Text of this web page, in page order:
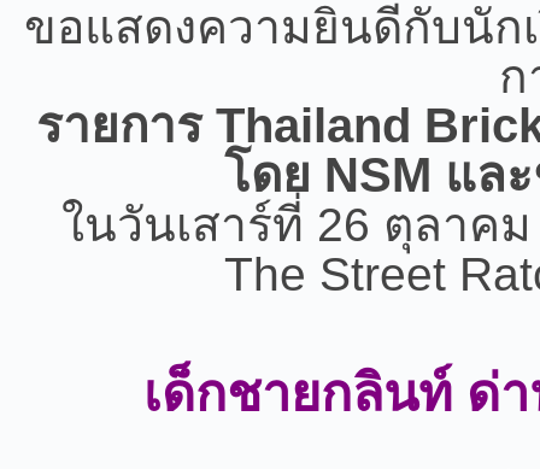
ขอแสดงความยินดีกับนัก
ก
รายการ Thailand
โดย NSM แล
ในวันเสาร์ที่​ 26 ตุลาค
The Street
เด็กชายกลินท์ ด่